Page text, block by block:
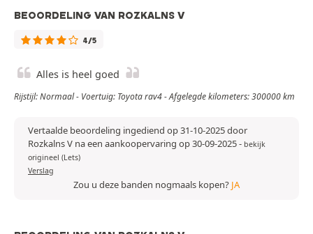
BEOORDELING VAN ROZKALNS V
4/5
Alles is heel goed
Rijstijl: Normaal - Voertuig: Toyota rav4 - Afgelegde kilometers: 300000 km
Vertaalde beoordeling ingediend op 31-10-2025 door
Rozkalns V na een aankoopervaring op 30-09-2025- bekijk
origineel (Lets)
Verslag
Zou u deze banden nogmaals kopen? JA